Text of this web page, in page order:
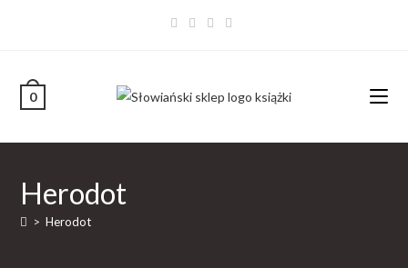
0
Herodot
> Herodot